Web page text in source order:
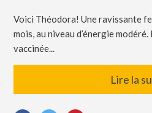
Voici Théodora! Une ravissante
mois, au niveau d’énergie
vaccinée...
Lire la